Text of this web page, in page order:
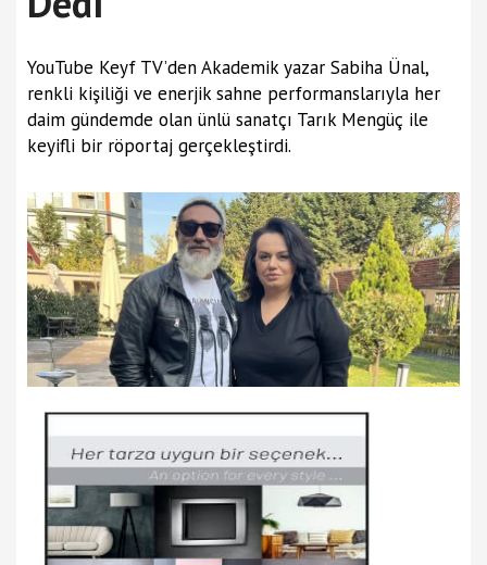
YouTube Keyf TV’den Akademik yazar Sabiha Ünal,
renkli kişiliği ve enerjik sahne performanslarıyla her
daim gündemde olan ünlü sanatçı Tarık Mengüç ile
keyifli bir röportaj gerçekleştirdi.